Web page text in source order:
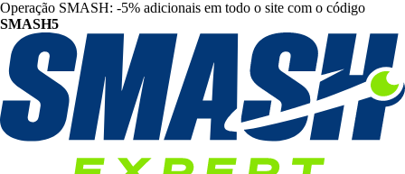
Operação SMASH: -5% adicionais em todo o site com o código
SMASH5